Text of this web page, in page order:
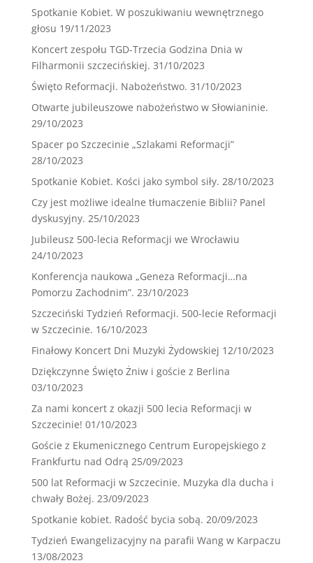
Spotkanie Kobiet. W poszukiwaniu wewnętrznego
głosu 19/11/2023
Koncert zespołu TGD-Trzecia Godzina Dnia w
Filharmonii szczecińskiej. 31/10/2023
Święto Reformacji. Nabożeństwo. 31/10/2023
Otwarte jubileuszowe nabożeństwo w Słowianinie.
29/10/2023
Spacer po Szczecinie „Szlakami Reformacji”
28/10/2023
Spotkanie Kobiet. Kości jako symbol siły. 28/10/2023
Czy jest możliwe idealne tłumaczenie Biblii? Panel
dyskusyjny. 25/10/2023
Jubileusz 500-lecia Reformacji we Wrocławiu
24/10/2023
Konferencja naukowa „Geneza Reformacji…na
Pomorzu Zachodnim”. 23/10/2023
Szczeciński Tydzień Reformacji. 500-lecie Reformacji
w Szczecinie. 16/10/2023
Finałowy Koncert Dni Muzyki Żydowskiej 12/10/2023
Dziękczynne Święto Żniw i goście z Berlina
03/10/2023
Za nami koncert z okazji 500 lecia Reformacji w
Szczecinie! 01/10/2023
Goście z Ekumenicznego Centrum Europejskiego z
Frankfurtu nad Odrą 25/09/2023
500 lat Reformacji w Szczecinie. Muzyka dla ducha i
chwały Bożej. 23/09/2023
Spotkanie kobiet. Radość bycia sobą. 20/09/2023
Tydzień Ewangelizacyjny na parafii Wang w Karpaczu
13/08/2023